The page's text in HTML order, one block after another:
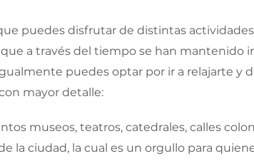
puedes disfrutar de distintas
a través del tiempo se han mantenido
puedes optar por ir a relajarte y
mayor detalle:
museos, teatros, catedrales, calles
la ciudad, la cual es un orgullo para